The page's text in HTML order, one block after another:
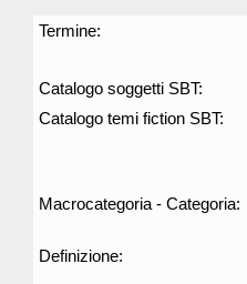
Termine:
Catalogo soggetti SBT:
Catalogo temi fiction SBT:
Macrocategoria - Categoria:
Definizione: